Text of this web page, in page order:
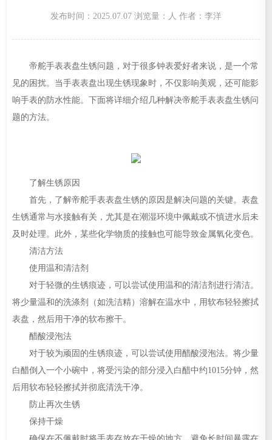
发布时间：2025.07.07 浏览量： 人 作者：李洋
帝舵手表表盘生锈问题，对于很多钟表爱好者来说，是一个常
见的困扰。当手表表盘出现生锈现象时，不仅影响美观，还可能影
响手表的防水性能。下面将详细介绍几种解决帝舵手表表盘生锈问
题的方法。
了解生锈原因
首先，了解帝舵手表表盘生锈的原因是解决问题的关键。表盘
生锈通常与水接触有关，尤其是在潮湿环境中佩戴或不慎进水后未
及时处理。此外，某些化学物质的接触也可能导致金属氧化变色。
清洁方法
使用温和清洁剂
对于轻微的生锈痕迹，可以尝试使用温和的清洁剂进行清洁。
将少量温和的洗涤剂（如洗洁精）溶解在温水中，用软布轻轻擦拭
表盘，然后用干净的软布擦干。
醋酸浸泡法
对于较为顽固的生锈痕迹，可以尝试使用醋酸浸泡法。将少量
白醋倒入一个小碗中，将受污染的部分浸入白醋中约1015分钟，然
后用软布轻轻擦拭并彻底清洗干净。
防止再次生锈
保持干燥